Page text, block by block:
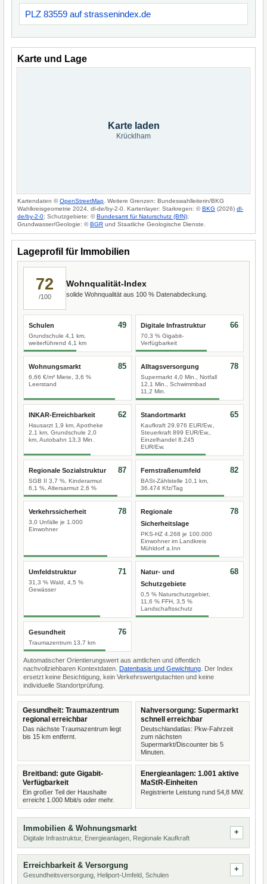
PLZ 83559 auf strassenindex.de
Karte und Lage
Karte laden
Krücklham
Kartendaten ©OpenStreetMap . Weitere Grenzen: Bundeswahlleiterin/BKG
Wahlkreisgeometrie 2024, dl-de/by-2-0. Kartenlayer: Starkregen: ©BKG (2026) dl-
de/by-2-0; Schutzgebiete: ©Bundesamt für Naturschutz (BfN);
Grundwasser/Geologie: ©BGR und Staatliche Geologische Dienste.
Lageprofil für Immobilien
72
/100
Wohnqualität-Index
solide Wohnqualität aus 100 % Datenabdeckung.
Schulen
Grundschule 4,1 km,
weiterführend 4,1 km
49 Digitale Infrastruktur
70,3 % Gigabit-
Verfügbarkeit
66
Wohnungsmarkt
6,66 €/m² Miete, 3,6 %
Leerstand
85 Alltagsversorgung
Supermarkt 4,0 Min., Notfall
12,1 Min., Schwimmbad
11,2 Min.
78
INKAR-Erreichbarkeit
Hausarzt 1,9 km, Apotheke
2,1 km, Grundschule 2,0
km, Autobahn 13,3 Min.
62 Standortmarkt
Kaufkraft 29.976 EUR/Ew.,
Steuerkraft 899 EUR/Ew.,
Einzelhandel 8.245
EUR/Ew.
65
Regionale Sozialstruktur
SGB II 3,7 %, Kinderarmut
6,1 %, Altersarmut 2,6 %
87 Fernstraßenumfeld
BASt-Zählstelle 10,1 km,
36.474 Kfz/Tag
82
Verkehrssicherheit
3,0 Unfälle je 1.000
Einwohner
78
Regionale
Sicherheitslage
PKS-HZ 4.268 je 100.000
Einwohner im Landkreis
Mühldorf a.Inn
78
Umfeldstruktur
31,3 % Wald, 4,5 %
Gewässer
71
Natur- und
Schutzgebiete
0,5 % Naturschutzgebiet,
11,6 % FFH, 3,5 %
Landschaftsschutz
68
Gesundheit
Traumazentrum 13,7 km
76
Automatischer Orientierungswert aus amtlichen und öffentlich
nachvollziehbaren Kontextdaten. Datenbasis und Gewichtung . Der Index
ersetzt keine Besichtigung, kein Verkehrswertgutachten und keine
individuelle Standortprüfung.
Gesundheit: Traumazentrum
regional erreichbar
Das nächste Traumazentrum liegt
bis 15 km entfernt.
Nahversorgung: Supermarkt
schnell erreichbar
Deutschlandatlas: Pkw-Fahrzeit
zum nächsten
Supermarkt/Discounter bis 5
Minuten.
Breitband: gute Gigabit-
Verfügbarkeit
Ein großer Teil der Haushalte
erreicht 1.000 Mbit/s oder mehr.
Energieanlagen: 1.001 aktive
MaStR-Einheiten
Registrierte Leistung rund 54,8 MW.
Immobilien & Wohnungsmarkt
Digitale Infrastruktur, Energieanlagen, Regionale Kaufkraft
Erreichbarkeit & Versorgung
Gesundheitsversorgung, Heliport-Umfeld, Schulen